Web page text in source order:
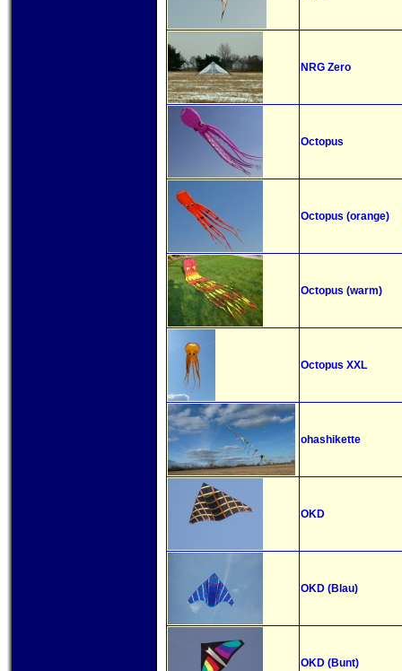
NRG Zero
Octopus
Octopus (orange)
Octopus (warm)
Octopus XXL
ohashikette
OKD
OKD (Blau)
OKD (Bunt)